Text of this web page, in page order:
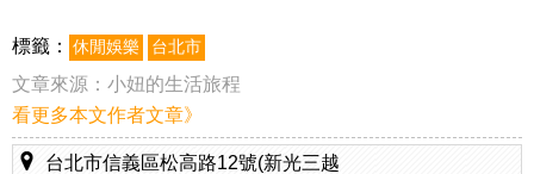
標籤： 休閒娛樂 台北市
文章來源： 小妞的生活旅程
看更多本文作者文章》
台北市信義區松高路12號(新光三越